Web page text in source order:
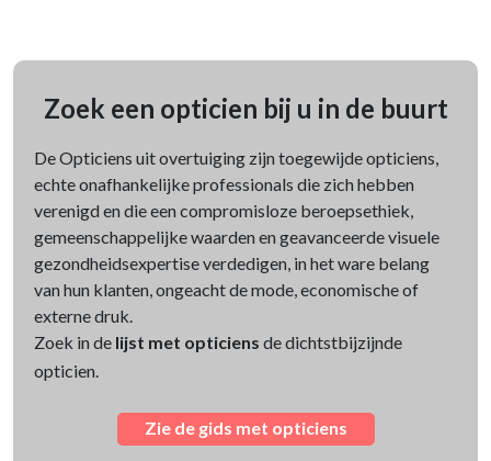
Zoek een opticien bij u in de buurt
De Opticiens uit overtuiging zijn toegewijde opticiens,
echte onafhankelijke professionals die zich hebben
verenigd en die een compromisloze beroepsethiek,
gemeenschappelijke waarden en geavanceerde visuele
gezondheidsexpertise verdedigen, in het ware belang
van hun klanten, ongeacht de mode, economische of
externe druk.
Zoek in de lijst met opticiens de dichtstbijzijnde
opticien.
Zie de gids met opticiens